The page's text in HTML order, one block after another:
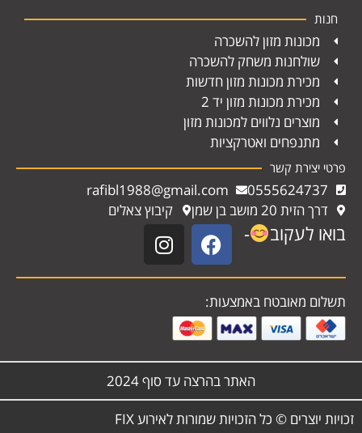
חנות
מכונות מזון להשכרה
שולחנות משחק להשכרה
מכירת מכונות מזון חדשות
מכירת מכונות מזון יד 2
מוצרים נלווים למכונות מזון
מתנפחים ואטרקציות
פרטי יצירת קשר
0555624737
rafibl1988@gmail.com
דרך הזית 20 מושב בן שמן
קיבוץ צאלים
בואו לעקוב -
תשלום מאובטח באמצעות:
האתר בהרצה עד סוף 2024
זכויות יוצרים © כל הזכויות שמורות לאירוע FIX